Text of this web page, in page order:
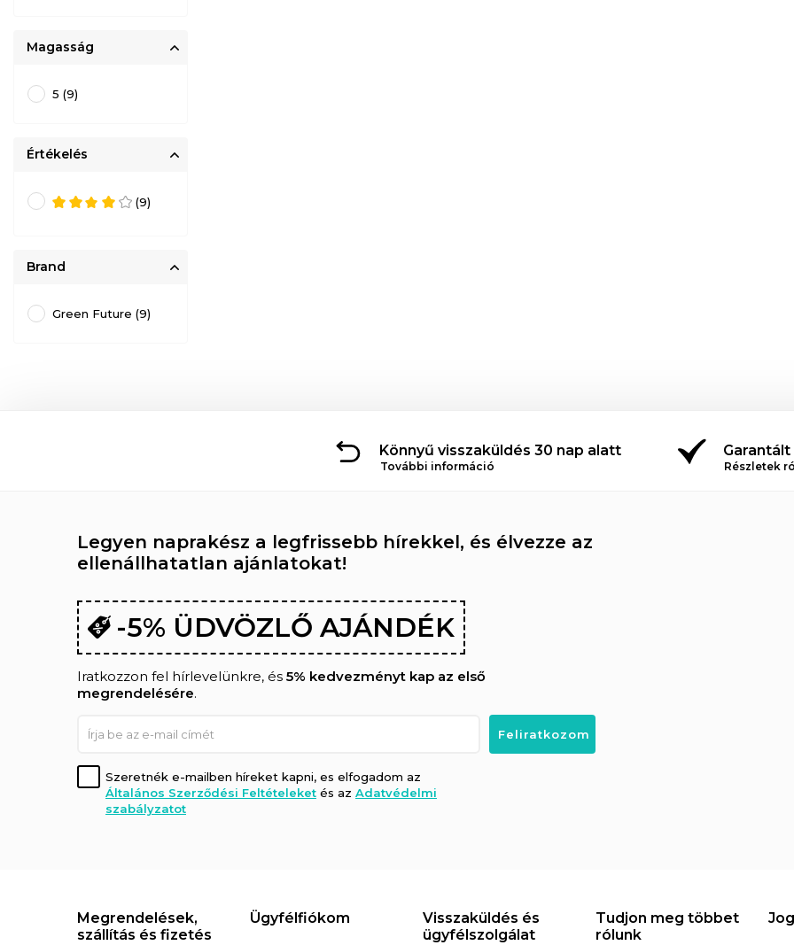
Magasság
5 (9)
Értékelés
(9)
Brand
Green Future (9)
Könnyű visszaküldés 30 nap alatt
További információ Részletek
Legyen naprakész a legfrissebb hírekkel, és élvezze az
ellenállhatatlan ajánlatokat!
-5% ÜDVÖZLŐ AJÁNDÉK
Iratkozzon fel hírlevelünkre, és 5% kedvezményt kap az első
megrendelésére.
Szeretnék e-mailben híreket kapni, es elfogadom az
Általános Szerződési Feltételeket és az Adatvédelmi
szabályzatot
Megrendelések,
szállítás és fizetés
Ügyfélfiókom
Visszaküldés és
ügyfélszolgálat
Tudjon meg többet
rólunk